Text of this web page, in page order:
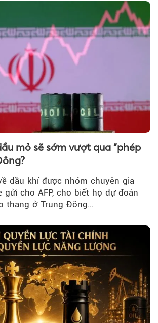
mỏ sẽ sớm vượt qua "phép
dầu khí được nhóm chuyên gia
gửi cho AFP, cho biết họ dự đoán
thang ở Trung Đông…